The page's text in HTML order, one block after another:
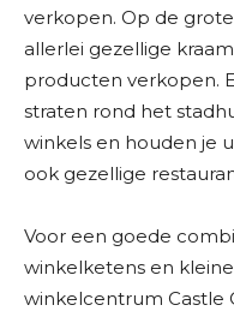
verkopen. Op de
allerlei gezellige
producten verkopen.
straten rond het
winkels en houden je
ook gezellige
Voor een goede
winkelketens en
winkelcentrum Castle